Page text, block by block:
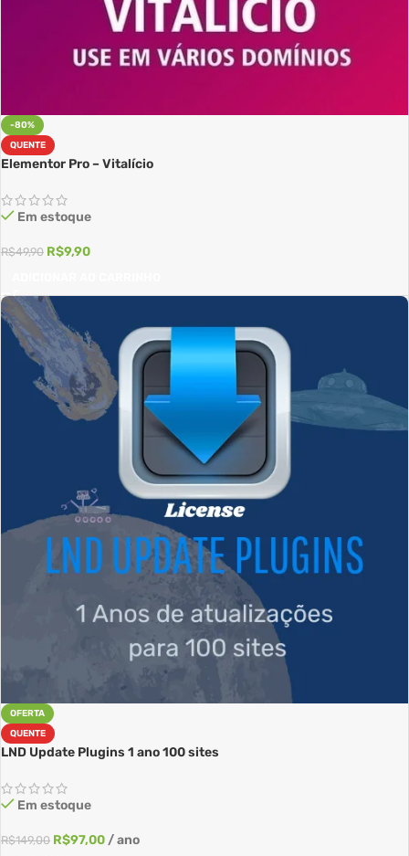
-80%
QUENTE
Elementor Pro – Vitalício
Em estoque
R$49,90 R$9,90
OFERTA
QUENTE
LND Update Plugins 1 ano 100 sites
Em estoque
R$149,00 R$97,00 / ano